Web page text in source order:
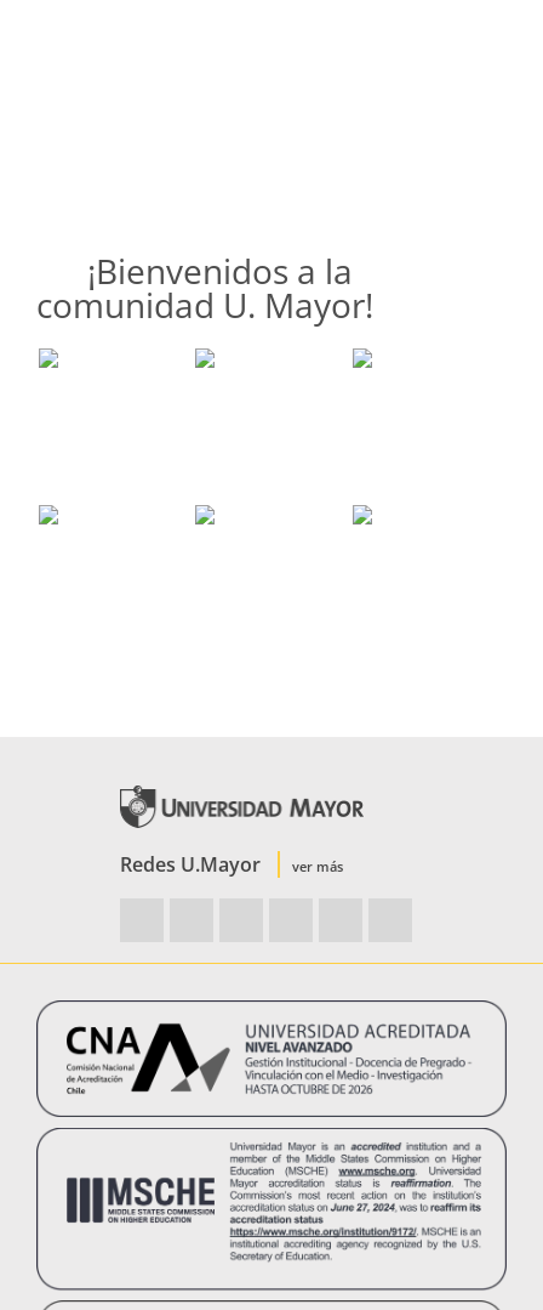
¡Bienvenidos a la
comunidad U. Mayor!
Redes U.Mayor ver más